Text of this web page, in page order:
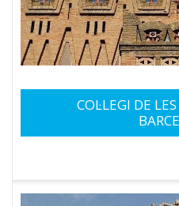
COL·LEGI DE